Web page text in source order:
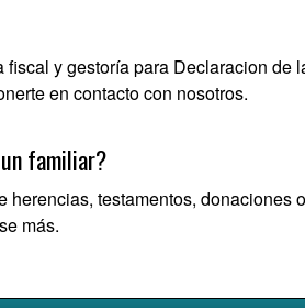
y gestoría para Declaracion de
en contacto con nosotros.
familiar?
herencias, testamentos, donaciones
más.